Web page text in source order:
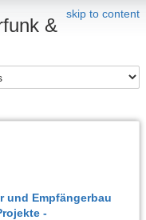
skip to content
&
und Empfängerbau
-